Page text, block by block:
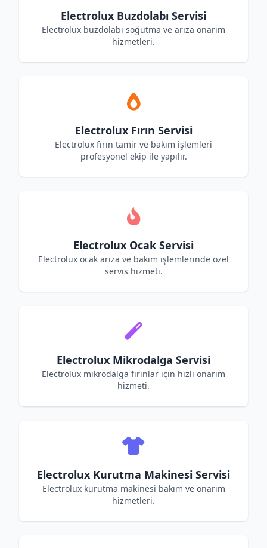
Electrolux Buzdolabı Servisi
Electrolux buzdolabı soğutma ve arıza onarım
hizmetleri.
Electrolux Fırın Servisi
Electrolux fırın tamir ve bakım işlemleri
profesyonel ekip ile yapılır.
Electrolux Ocak Servisi
Electrolux ocak arıza ve bakım işlemlerinde özel
servis hizmeti.
Electrolux Mikrodalga Servisi
Electrolux mikrodalga fırınlar için hızlı onarım
hizmeti.
Electrolux Kurutma Makinesi Servisi
Electrolux kurutma makinesi bakım ve onarım
hizmetleri.